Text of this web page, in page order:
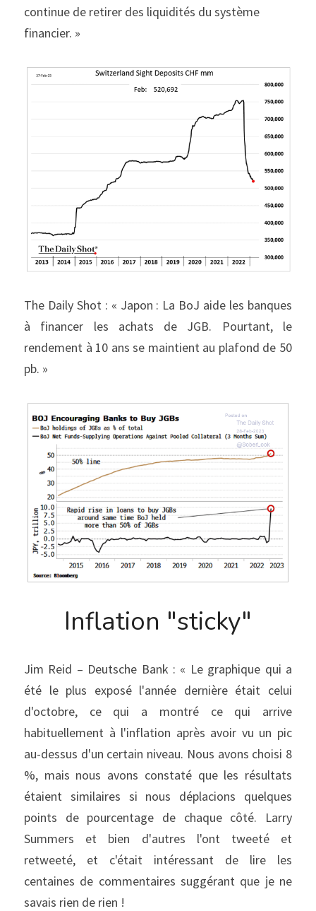
continue de retirer des liquidités du système
financier. »
The Daily Shot : « Japon : La BoJ aide les banques
à financer les achats de JGB. Pourtant, le
rendement à 10 ans se maintient au plafond de 50
pb. »
Inflation "sticky"
Jim Reid – Deutsche Bank : « Le graphique qui a
été le plus exposé l'année dernière était celui
d'octobre, ce qui a montré ce qui arrive
habituellement à l'inflation après avoir vu un pic
au-dessus d'un certain niveau. Nous avons choisi 8
%, mais nous avons constaté que les résultats
étaient similaires si nous déplacions quelques
points de pourcentage de chaque côté. Larry
Summers et bien d'autres l'ont tweeté et
retweeté, et c'était intéressant de lire les
centaines de commentaires suggérant que je ne
savais rien de rien !